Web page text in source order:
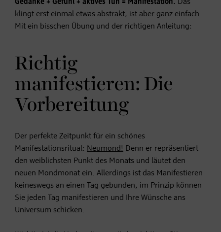
Gedanke + Gefühl + aktives Tun = Manifestation. Das
klingt erst einmal etwas abstrakt, ist aber ganz einfach.
Mit ein bisschen Übung und der richtigen Anleitung:
Richtig
manifestieren: Die
Vorbereitung
Der perfekte Zeitpunkt für ein schönes
Manifestationsritual: Neumond! Denn er repräsentiert
den weiblichsten Punkt des Monats und läutet den
neuen Mondmonat ein. Allerdings ist das Manifestieren
keineswegs an einen Tag gebunden, im Prinzip können
Sie jeden Tag manifestieren und Ihre Wünsche ans
Universum schicken.